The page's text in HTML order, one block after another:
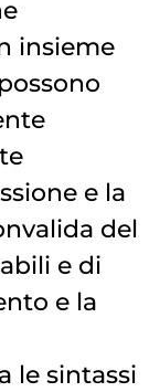
insieme
e la
del
e di
e la
le sintassi